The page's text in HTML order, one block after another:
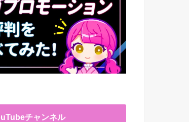
チャンネル